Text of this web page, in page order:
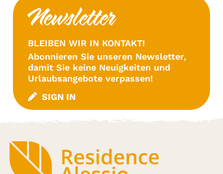
Newsletter
BLEIBEN WIR IN KONTAKT!
Abonnieren Sie unseren Newsletter,
damit Sie keine Neuigkeiten und
Urlaubsangebote verpassen!
SIGN IN